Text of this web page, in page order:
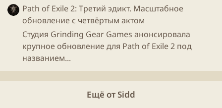
Path of Exile 2: Третий эдикт. Масштабное
обновление с четвёртым актом
Студия Grinding Gear Games анонсировала
крупное обновление для Path of Exile 2 под
названием...
Ещё от Sidd